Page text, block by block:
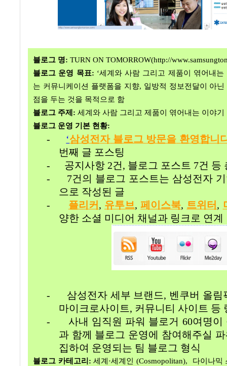
블로그 명: TURN ON TOMORROW(http://
블로그 운영 목표: ‘세계와 사람 그리고 제품이 엮어내
는 커뮤니케이션 플랫폼을 지향, 일방적 정보전달이 아
점을 두는 것을 목적으로 함
블로그 주제 : 세계와 사람 그리고 제품이 엮어내는 이야기
블로그 운영 기본 현황:
- ‘삼성전자 블로그 방문을 환영합니
번째 글 포스팅
-
공지사항2건, 블로그 포스트 7건 등
-
7건의 블로그 포스트는 삼성전자
으로 작성된 글
-
플리커 , 유투브,페이스북, 트위터 ,
양한 소셜 미디어 채널과 링크로 연계
- 삼성전자 세부 브랜드, 벤쿠버 올림
마이크로사이트, 커뮤니티 사이트 등
-
사내 임직원 파워 블로거 60여명이
과 함께 블로그 운영에 참여해주실
집하여 운영되는 팀 블로그 형식
블로그 카테고리 :세계·세계인 (Cosmopolitan),
다이나믹